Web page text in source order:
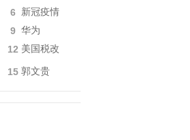
6 新冠疫情
9 华为
12 美国税改
15 郭文贵